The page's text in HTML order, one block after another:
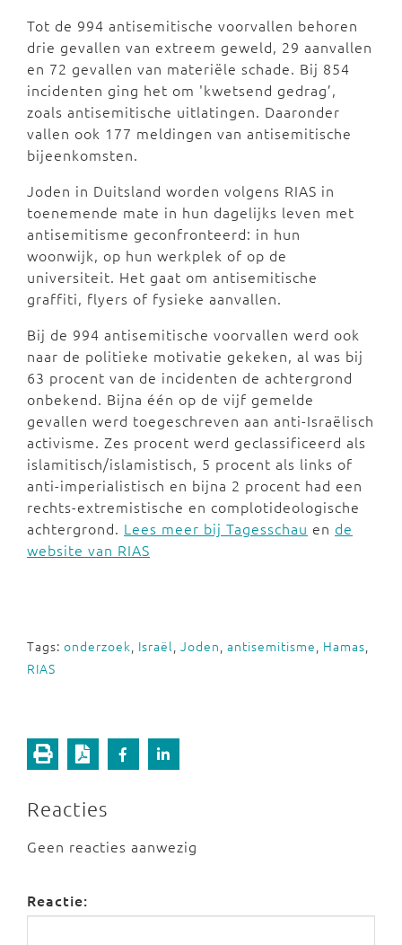
Tot de 994 antisemitische voorvallen behoren
drie gevallen van extreem geweld, 29 aanvallen
en 72 gevallen van materiële schade. Bij 854
incidenten ging het om 'kwetsend gedrag’,
zoals antisemitische uitlatingen. Daaronder
vallen ook 177 meldingen van antisemitische
bijeenkomsten.
Joden in Duitsland worden volgens RIAS in
toenemende mate in hun dagelijks leven met
antisemitisme geconfronteerd: in hun
woonwijk, op hun werkplek of op de
universiteit. Het gaat om antisemitische
graffiti, flyers of fysieke aanvallen.
Bij de 994 antisemitische voorvallen werd ook
naar de politieke motivatie gekeken, al was bij
63 procent van de incidenten de achtergrond
onbekend. Bijna één op de vijf gemelde
gevallen werd toegeschreven aan anti-Israëlisch
activisme. Zes procent werd geclassificeerd als
islamitisch/islamistisch, 5 procent als links of
anti-imperialistisch en bijna 2 procent had een
rechts-extremistische en complotideologische
achtergrond. Lees meer bij Tagesschau en de
website van RIAS
Tags: onderzoek, Israël, Joden, antisemitisme, Hamas,
RIAS
Reacties
Geen reacties aanwezig
Reactie: